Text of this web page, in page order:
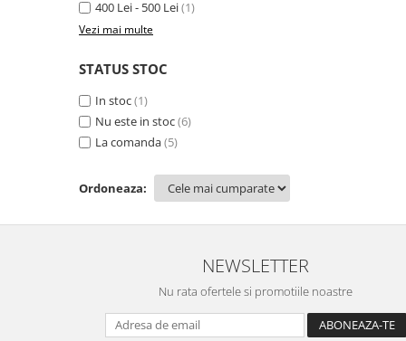
PATCHWORK WILLOW
ANTHEMION GREY
FLOWER FESTIVAL BLUE
400 Lei - 500 Lei(1)
Vezi mai multe
STATUS STOC
In stoc(1)
Nu este in stoc(6)
La comanda(5)
Ordoneaza:
NEWSLETTER
Nu rata ofertele si promotiile noastre